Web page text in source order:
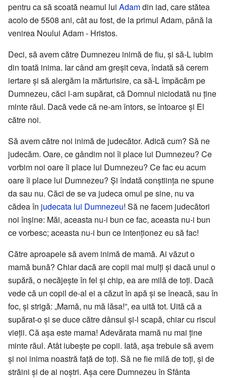
pentru ca să scoată neamul lui Adamdin iad, care stătea
acolo de 5508 ani, cât au fost, de la primul Adam, până la
venirea Noului Adam - Hristos.
Deci, să avem către Dumnezeu inimă de fiu, și să-L iubim
din toată inima. Iar când am greșit ceva, îndată să cerem
iertare și să alergăm la mărturisire, ca să-L împăcăm pe
Dumnezeu, căci l-am supărat, că Domnul niciodată nu ține
minte răul. Dacă vede că ne-am întors, se întoarce și El
către noi.
Să avem către noi inimă de judecător. Adică cum? Să ne
judecăm. Oare, ce gândim noi îi place lui Dumnezeu? Ce
vorbim noi oare îi place lui Dumnezeu? Ce fac eu acum
oare îi place lui Dumnezeu? Și îndată conștiința ne spune
da sau nu. Căci de se va judeca omul pe sine, nu va
cădea în judecata lui Dumnezeu! Să ne facem judecători
noi înșine: Măi, aceasta nu-i bun ce fac, aceasta nu-i bun
ce vorbesc; aceasta nu-i bun ce intenționez eu să fac!
Către aproapele să avem inimă de mamă. Ai văzut o
mamă bună? Chiar dacă are copii mai mulți și dacă unul o
supără, o necăjește în fel și chip, ea are milă de toți. Dacă
vede că un copil de-al ei a căzut în apă și se îneacă, sau în
foc, și strigă: „Mamă, nu mă lăsa!”, ea uită tot. Uită că a
supărat-o și se duce către dânsul și-l scapă, chiar cu riscul
vieții. Că așa este mama! Adevărata mamă nu mai ține
minte răul. Atât iubește pe copii. Iată, așa trebuie să avem
și noi inima noastră față de toți. Să ne fie milă de toți, și de
străini și de ai noștri. Așa cere Dumnezeu în Sfânta